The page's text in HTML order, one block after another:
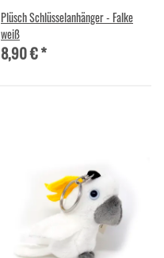
Plüsch Schlüsselanhänger - Falke
weiß
8,90 €*